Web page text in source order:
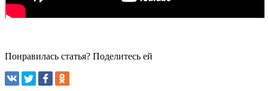
Понравилась статья? Поделитесь ей